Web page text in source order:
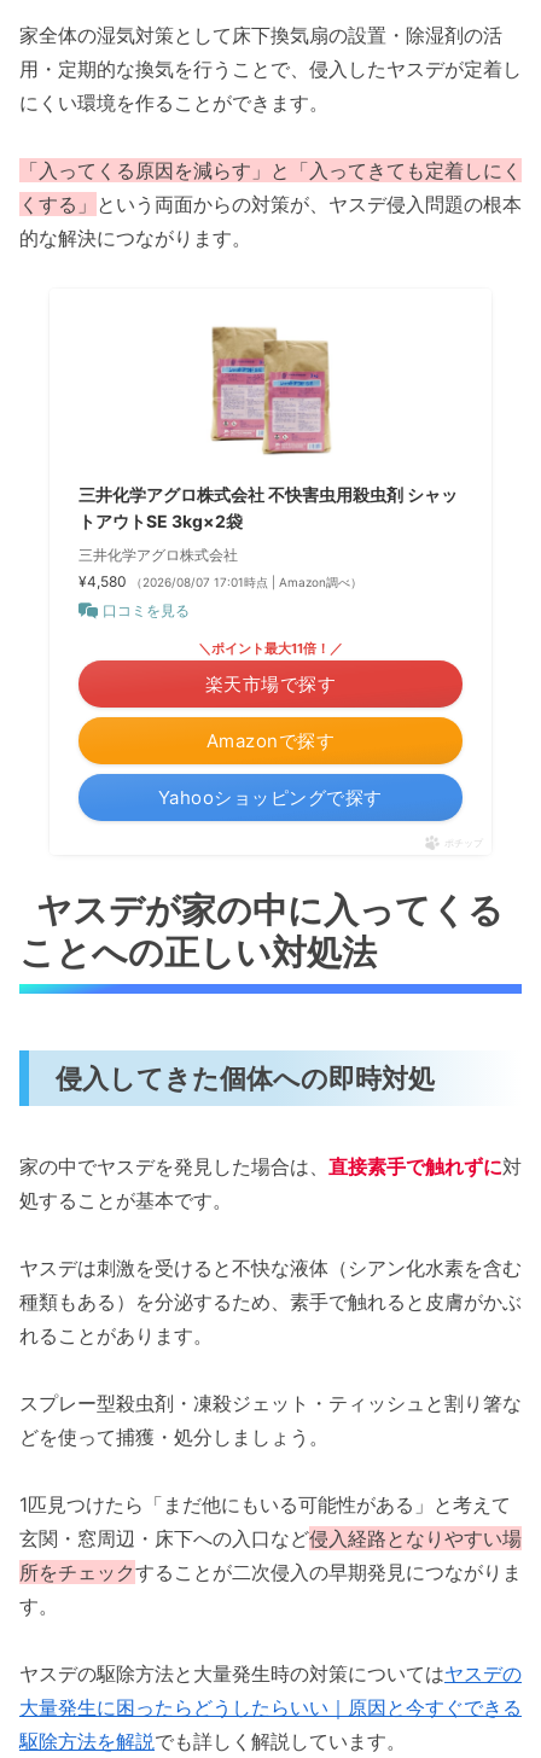
家全体の湿気対策として床下換気扇の設置・除湿剤の活
用・定期的な換気を行うことで、侵入したヤスデが定着し
にくい環境を作ることができます。
「入ってくる原因を減らす」と「入ってきても定着しにく
くする」 という両面からの対策が、ヤスデ侵入問題の根本
的な解決につながります。
三井化学アグロ株式会社 不快害虫用殺虫剤 シャッ
トアウトSE 3kg×2袋
三井化学アグロ株式会社
¥4,580
（2026/08/07 17:01時点 | Amazon調べ）
口コミを見る
Amazonで探す
＼ポイント最大11倍！／
楽天市場で探す
Yahooショッピングで探す
ポチップ
ヤスデが家の中に入ってくる
ことへの正しい対処法
侵入してきた個体への即時対処
家の中でヤスデを発見した場合は、 直接素手で触れずに対
処することが基本です。
ヤスデは刺激を受けると不快な液体（シアン化水素を含む
種類もある）を分泌するため、素手で触れると皮膚がかぶ
れることがあります。
スプレー型殺虫剤・凍殺ジェット・ティッシュと割り箸な
どを使って捕獲・処分しましょう。
1匹見つけたら「まだ他にもいる可能性がある」と考えて
玄関・窓周辺・床下への入口など侵入経路となりやすい場
所をチェックすることが二次侵入の早期発見につながりま
す。
ヤスデの駆除方法と大量発生時の対策についてはヤスデの
大量発生に困ったらどうしたらいい｜原因と今すぐできる
駆除方法を解説でも詳しく解説しています。